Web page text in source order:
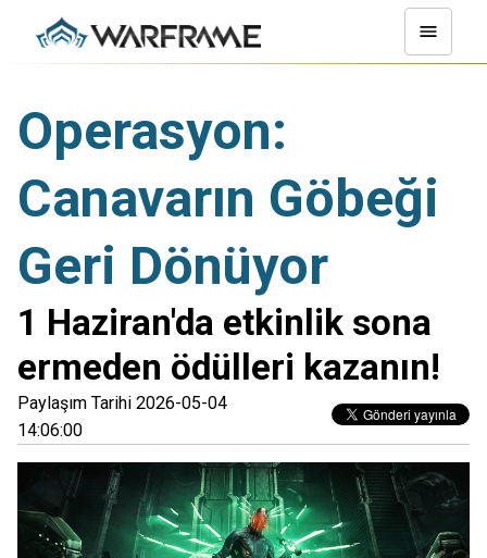
Operasyon:
Canavarın Göbeği
Geri Dönüyor
1 Haziran'da etkinlik sona
ermeden ödülleri kazanın!
Paylaşım Tarihi 2026-05-04
14:06:00